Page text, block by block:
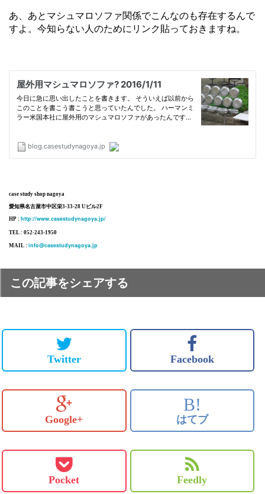
あ、あとマシュマロソファ関係でこんなのも存在するんで
すよ。今知らない人のためにリンク貼っておきますね。
case study shop nagoya
愛知県名古屋市中区栄3-33-28 Uビル2F
HP : http://www.casestudynagoya.jp/
TEL : 052-243-1950
MAIL : info@casestudynagoya.jp
この記事をシェアする
Twitter Facebook
Google+
B!
はてブ
Pocket Feedly